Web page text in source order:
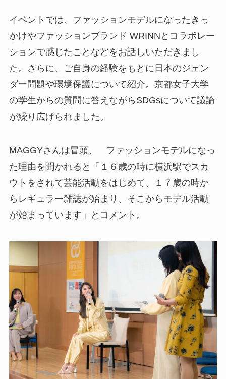
イベントでは、ファッションモデルになったきっ
かけやファッションブランド WRINNとコラボレー
ションで感じたことなどをお話しいただきまし
た。さらに、ご自身の経験をもとに日本のジェン
ダー問題や環境保護について紹介。京都女子大学
の学生からの質問に答えながらSDGsについて議論
が繰り広げられました。
MAGGYさんは冒頭、 ファッションモデルになっ
た理由を聞かれると「１６歳の時に横浜駅でスカ
ウトをされて芸能活動をはじめて、１７歳の時か
らレギュラー雑誌が始まり、そこからモデル活動
が始まっています」とコメント。